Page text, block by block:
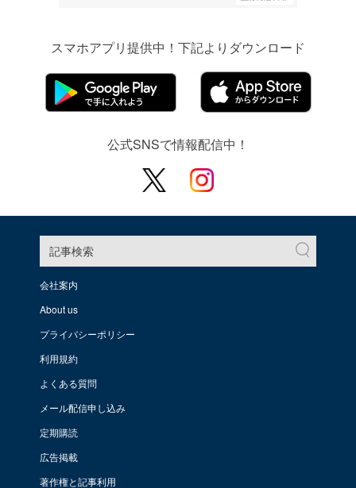
スマホアプリ提供中！下記よりダウンロード
公式SNSで情報配信中！
記事検索
会社案内
About us
プライバシーポリシー
利用規約
よくある質問
メール配信申し込み
定期購読
広告掲載
著作権と記事利用